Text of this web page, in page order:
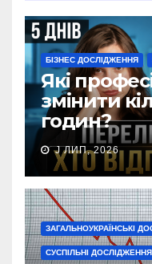
БІЗНЕС ДОСЛІДЖЕННЯ
Які
змінити
годин?
J ЛИП, 2026
ЗАГАЛЬНОУКРАЇНСЬКІ
СУСПІЛЬНІ ДОСЛІДЖЕННЯ